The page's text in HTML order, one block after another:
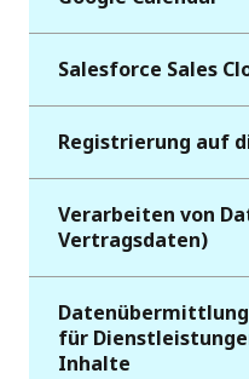
Salesforce Sales
Registrierung auf
Verarbeiten von
Vertragsdaten)
für
Inhalte